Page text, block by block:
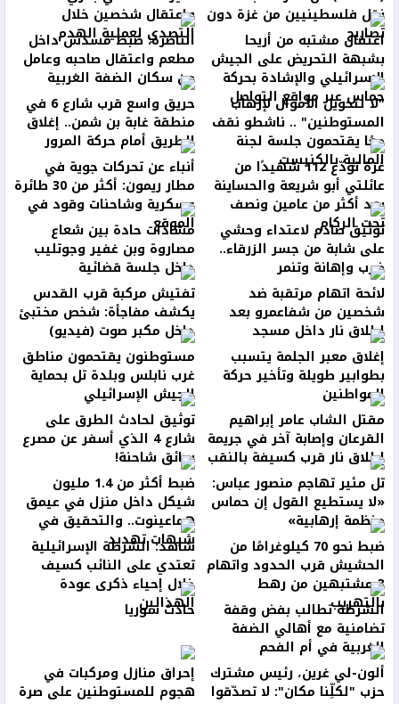
نقل فلسطينيين من غزة دون
تصاريح
واعتقال شخصين خلال
التصدي لعملية الهدم اعتقال مشتبه من أريحا
بشبهة التحريض على الجيش
الإسرائيلي والإشادة بحركة
حماس عبر مواقع التواصل
الناصرة: ضبط مسدس داخل
مطعم واعتقال صاحبه وعامل
من سكان الضفة الغربية
"لا لتحويل الأموال لإرهاب
المستوطنين" .. ناشطو نقف
معًا يقتحمون جلسة لجنة
المالية بالكنيست
حريق واسع قرب شارع 6 في
منطقة غابة بن شمن.. إغلاق
الطريق أمام حركة المرور
غزة تودّع 112 شهيدًا من
عائلتي أبو شريعة والحساينة
بعد أكثر من عامين ونصف
تحت الركام
أنباء عن تحركات جوية في
مطار ريمون: أكثر من 30 طائرة
عسكرية وشاحنات وقود في
الموقع توثيق صادم لاعتداء وحشي
على شابة من جسر الزرقاء..
ضرب وإهانة وتنمر
مشادات حادة بين شعاع
مصاروة وبن غفير وجوتليب
داخل جلسة قضائية
لائحة اتهام مرتقبة ضد
شخصين من شفاعمرو بعد
إطلاق نار داخل مسجد
تفتيش مركبة قرب القدس
يكشف مفاجأة: شخص مختبئ
داخل مكبر صوت (فيديو)
إغلاق معبر الجلمة يتسبب
بطوابير طويلة وتأخير حركة
المواطنين
مستوطنون يقتحمون مناطق
غرب نابلس وبلدة تل بحماية
الجيش الإسرائيلي
مقتل الشاب عامر إبراهيم
القرعان وإصابة آخر في جريمة
إطلاق نار قرب كسيفة بالنقب
توثيق لحادث الطرق على
شارع 4 الذي أسفر عن مصرع
سائق شاحنة!
تل مئير تهاجم منصور عباس:
«لا يستطيع القول إن حماس
منظمة إرهابية»
ضبط أكثر من 1.4 مليون
شيكل داخل منزل في عيمق
هماعينوت.. والتحقيق في
شبهات تهديد ضبط نحو 70 كيلوغرامًا من
الحشيش قرب الحدود واتهام
3 مشتبهين من رهط
بالتهريب
شاهد: الشرطة الإسرائيلية
تعتدي على النائب كسيف
خلال إحياء ذكرى عودة
الهذالين الشرطة تطالب بفض وقفة
تضامنية مع أهالي الضفة
الغربية في أم الفحم
حادث سوريا
ألون-لي غرين، رئيس مشترك
حزب "لكلِّنا مكان": لا تصدّقوا
إحراق منازل ومركبات في
هجوم للمستوطنين على صرة